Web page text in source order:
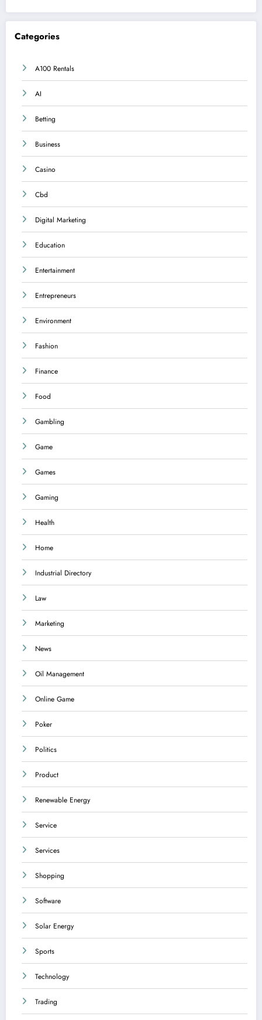
Categories
A100 Rentals
AI
Betting
Business
Casino
Cbd
Digital Marketing
Education
Entertainment
Entrepreneurs
Environment
Fashion
Finance
Food
Gambling
Game
Games
Gaming
Health
Home
Industrial Directory
Law
Marketing
News
Oil Management
Online Game
Poker
Politics
Product
Renewable Energy
Service
Services
Shopping
Software
Solar Energy
Sports
Technology
Trading